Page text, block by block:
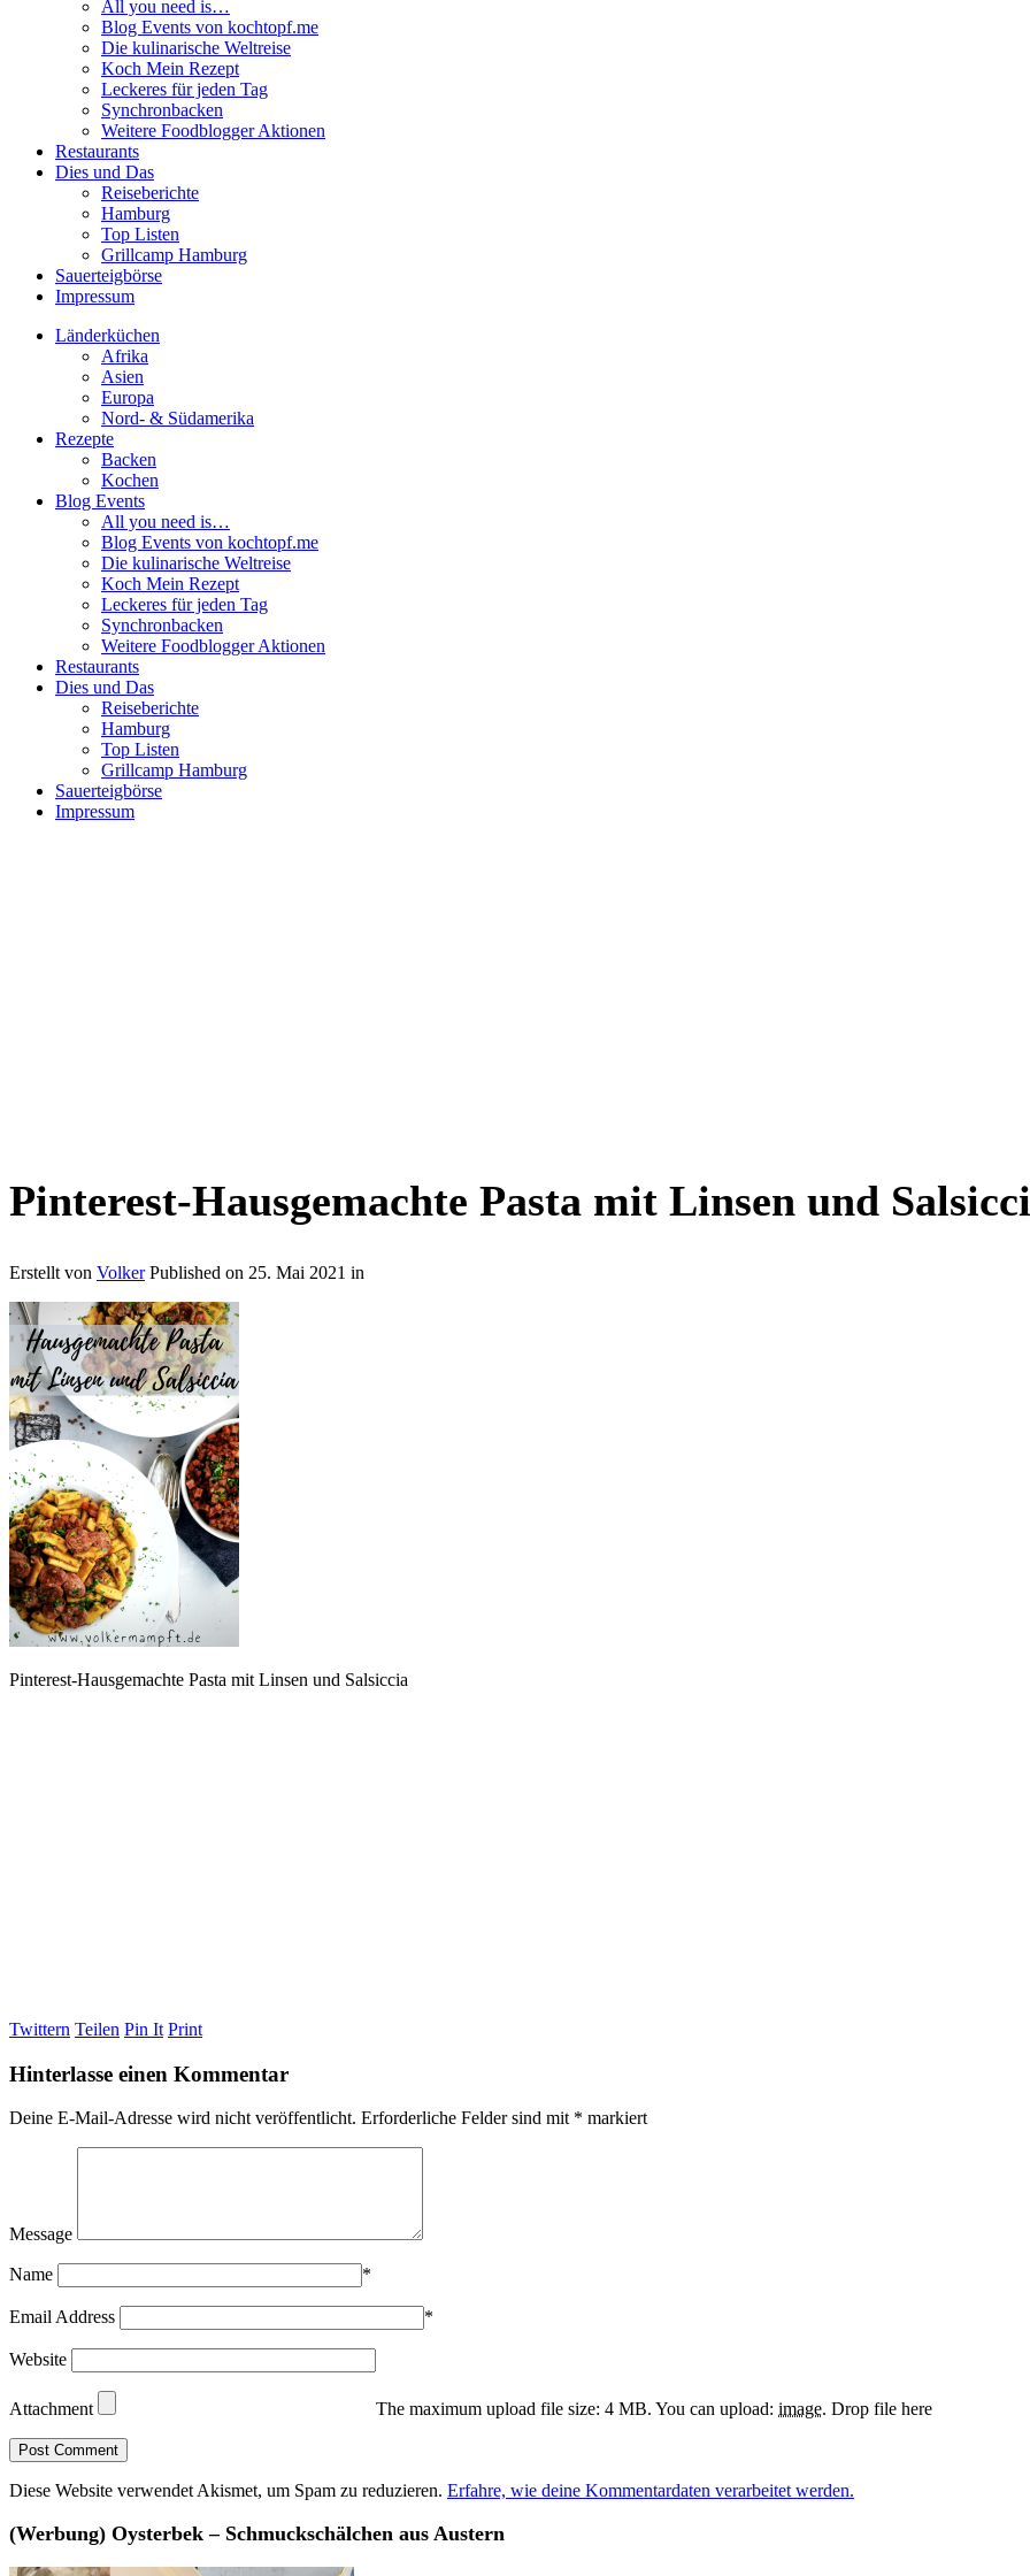
All you need is…
Blog Events von kochtopf.me
Die kulinarische Weltreise
Koch Mein Rezept
Leckeres für jeden Tag
Synchronbacken
Weitere Foodblogger Aktionen
Restaurants
Dies und Das
Reiseberichte
Hamburg
Top Listen
Grillcamp Hamburg
Sauerteigbörse
Impressum
Länderküchen
Afrika
Asien
Europa
Nord- & Südamerika
Rezepte
Backen
Kochen
Blog Events
All you need is…
Blog Events von kochtopf.me
Die kulinarische Weltreise
Koch Mein Rezept
Leckeres für jeden Tag
Synchronbacken
Weitere Foodblogger Aktionen
Restaurants
Dies und Das
Reiseberichte
Hamburg
Top Listen
Grillcamp Hamburg
Sauerteigbörse
Impressum
Pinterest-Hausgemachte Pasta mit Linsen und
Erstellt von Volker Published on 25. Mai 2021 in
Pinterest-Hausgemachte Pasta mit Linsen und Salsiccia
Twittern Teilen Pin It Print
Hinterlasse einen Kommentar
Deine E-Mail-Adresse wird nicht veröffentlicht. Erforderliche Felder sind mit * markiert
Message
Name *
Email Address *
Website
Attachment The maximum upload file size: 4 MB. You can upload: image. Drop file here
Diese Website verwendet Akismet, um Spam zu reduzieren. Erfahre, wie deine Kommentardaten verarbeitet werden.
(Werbung) Oysterbek – Schmuckschälchen aus Austern